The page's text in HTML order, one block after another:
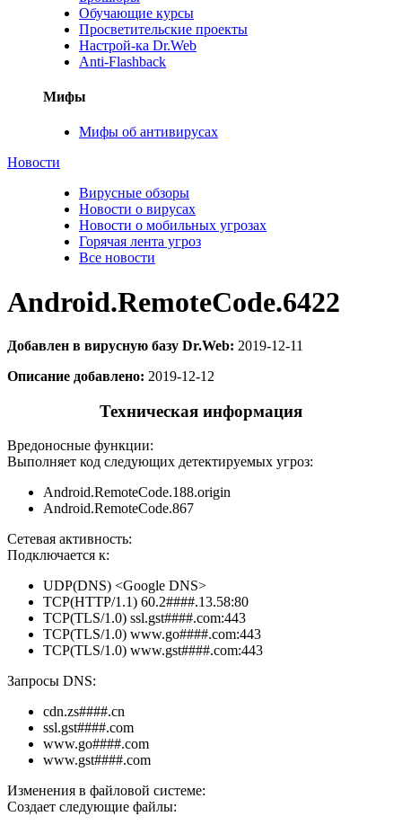
Обучающие курсы
Просветительские проекты
Настрой-ка Dr.Web
Anti-Flashback
Мифы
Мифы об антивирусах
Новости
Вирусные обзоры
Новости о вирусах
Новости о мобильных угрозах
Горячая лента угроз
Все новости
Android.RemoteCode.6422
Добавлен в вирусную базу Dr.Web: 2019-12-11
Описание добавлено: 2019-12-12
Техническая информация
Вредоносные функции:
Выполняет код следующих детектируемых угроз:
Android.RemoteCode.188.origin
Android.RemoteCode.867
Сетевая активность:
Подключается к:
UDP(DNS) <Google DNS>
TCP(HTTP/1.1) 60.2####.13.58:80
TCP(TLS/1.0) ssl.gst####.com:443
TCP(TLS/1.0) www.go####.com:443
TCP(TLS/1.0) www.gst####.com:443
Запросы DNS:
cdn.zs####.cn
ssl.gst####.com
www.go####.com
www.gst####.com
Изменения в файловой системе:
Создает следующие файлы: